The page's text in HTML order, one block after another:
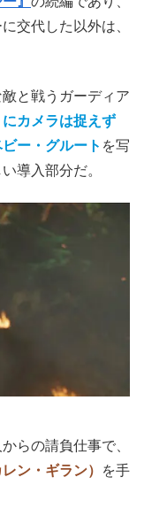
交代した以外は、
と戦うガーディア
カメラは捉えず
ー・グルート を写
導入部分だ。
らの請負仕事で、
レン・ギラン）
を手